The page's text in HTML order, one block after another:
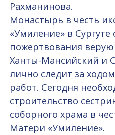
Рахманинова.
Монастырь в честь
«Умиление» в Сургуте
пожертвования
Ханты-Мансийский и
лично следит за
работ. Сегодня
строительство
соборного храма в
Матери «Умиление».